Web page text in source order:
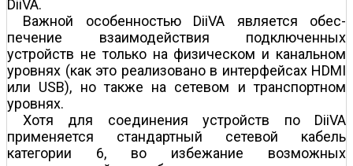
DiiVA.
Важной особенностью DiiVA является обес-
печение взаимодействия подключенных
устройств не только на физическом и канальном
уровнях (как это реализовано в интерфейсах HDMI
или USB), но также на сетевом и транспортном
уровнях.
Хотя для соединения устройств по DiiVA
применяется стандартный сетевой кабель
категории 6, во избежание возможных